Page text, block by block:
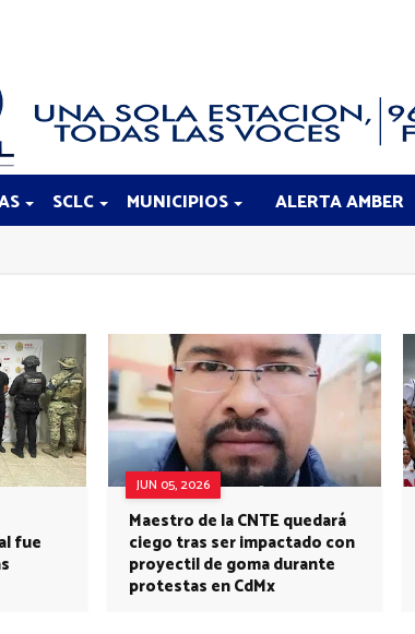
SCLC MUNICIPIOS ALERTA AMBER
fue
JUN 05, 2026
Maestro de la CNTE quedará
ciego tras ser impactado con
proyectil de goma durante
protestas en CdMx